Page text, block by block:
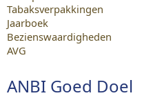
Tabaksverpakkingen
Jaarboek
Bezienswaardigheden
AVG
ANBI Goed Doel